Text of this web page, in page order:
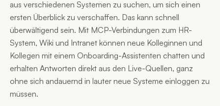
aus verschiedenen Systemen zu suchen, um sich einen
ersten Überblick zu verschaffen. Das kann schnell
überwältigend sein. Mit MCP-Verbindungen zum HR-
System, Wiki und Intranet können neue Kolleginnen und
Kollegen mit einem Onboarding-Assistenten chatten und
erhalten Antworten direkt aus den Live-Quellen, ganz
ohne sich andauernd in lauter neue Systeme einloggen zu
müssen.